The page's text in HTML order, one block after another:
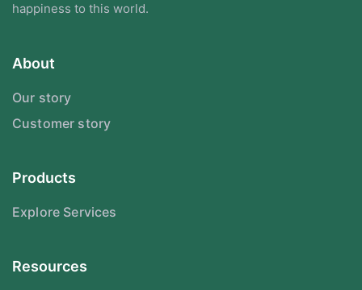
happiness to this world.
About
Our story
Customer story
Products
Explore Services
Resources